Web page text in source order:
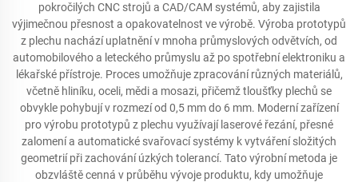
pokročilých CNC strojů a CAD/CAM systémů, aby zajistila
výjimečnou přesnost a opakovatelnost ve výrobě. Výroba prototypů
z plechu nachází uplatnění v mnoha průmyslových odvětvích, od
automobilového a leteckého průmyslu až po spotřební elektroniku a
lékařské přístroje. Proces umožňuje zpracování různých materiálů,
včetně hliníku, oceli, mědi a mosazi, přičemž tloušťky plechů se
obvykle pohybují v rozmezí od 0,5 mm do 6 mm. Moderní zařízení
pro výrobu prototypů z plechu využívají laserové řezání, přesné
zalomení a automatické svařovací systémy k vytváření složitých
geometrií při zachování úzkých tolerancí. Tato výrobní metoda je
obzvláště cenná v průběhu vývoje produktu, kdy umožňuje